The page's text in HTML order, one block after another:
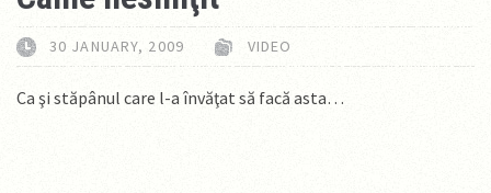
30 JANUARY, 2009 VIDEO
Ca şi stăpânul care l-a învăţat să facă asta…